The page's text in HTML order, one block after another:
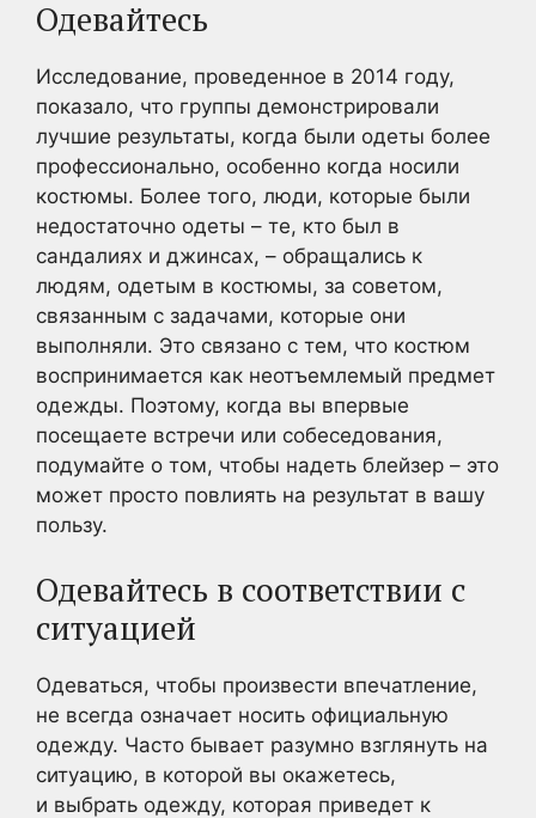
Одевайтесь
Исследование, проведенное в 2014 году,
показало, что группы демонстрировали
лучшие результаты, когда были одеты более
профессионально, особенно когда носили
костюмы. Более того, люди, которые были
недостаточно одеты – те, кто был в
сандалиях и джинсах, – обращались к
людям, одетым в костюмы, за советом,
связанным с задачами, которые они
выполняли. Это связано с тем, что костюм
воспринимается как неотъемлемый предмет
одежды. Поэтому, когда вы впервые
посещаете встречи или собеседования,
подумайте о том, чтобы надеть блейзер – это
может просто повлиять на результат в вашу
пользу.
Одевайтесь в соответствии с
ситуацией
Одеваться, чтобы произвести впечатление,
не всегда означает носить официальную
одежду. Часто бывает разумно взглянуть на
ситуацию, в которой вы окажетесь,
и выбрать одежду, которая приведет к